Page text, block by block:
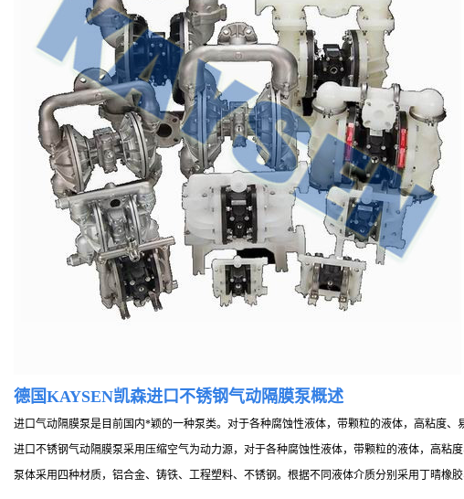
德国KAYSEN凯森进口不锈钢气动隔膜泵概述
进口气动隔膜泵是目前国内*颖的一种泵类。对于各种腐蚀性液体，带颗粒的液体，高粘度、
进口不锈钢气动隔膜泵采用压缩空气为动力源，对于各种腐蚀性液体，带颗粒的液体，高粘
泵体采用四种材质，铝合金、铸铁、工程塑料、不锈钢。根据不同液体介质分别采用丁晴橡